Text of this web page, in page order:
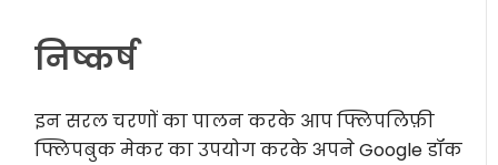
निष्कर्ष
इन सरल चरणों का पालन करके आप फ्लिपलिफ़ी
फ्लिपबुक मेकर का उपयोग करके अपने Google डॉक